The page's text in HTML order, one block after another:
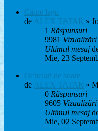
Câine lego
de ALEX TATAR »
1 Răspunsuri
9981 Vizualizări
Ultimul mesaj
Mie, 23
Ochelari de soare
de ALEX TATAR »
0 Răspunsuri
9605 Vizualizări
Ultimul mesaj
Mie, 02